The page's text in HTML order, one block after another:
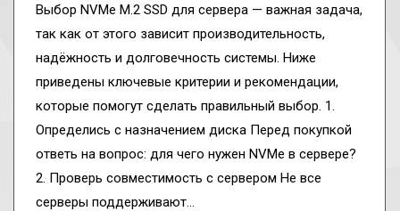
Выбор NVMe M.2 SSD для сервера — важная задача,
так как от этого зависит производительность,
надёжность и долговечность системы. Ниже
приведены ключевые критерии и рекомендации,
которые помогут сделать правильный выбор. 1.
Определись с назначением диска Перед покупкой
ответь на вопрос: для чего нужен NVMe в сервере?
2. Проверь совместимость с сервером Не все
серверы поддерживают…